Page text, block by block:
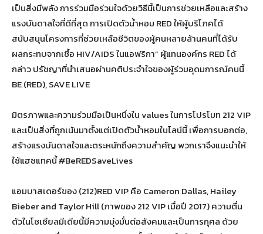
เป็นสิ่งมีพลัง การร่วมมือร่วมใจด้วยวิธีนี้เป็นการช่วยเหลือและสร้าง
แรงบันดาลใจที่ดีที่สุด การเปิดตัวน้ำหอม RED ให้ผู้บริโภคได้
สนับสนุนโครงการที่ช่วยเหลือชีวิตของผู้คนหลายล้านคนที่ได้รับ
ผลกระทบจากเชื้อ HIV/AIDS ในแอฟริกา” ผู้แทนองค์กร RED ได้
กล่าว ปรัชญาที่นำเสนอผ่านคติประจำใจของผู้ร่วมอุดมการณ์คนนี้
BE (RED), SAVE LIVE
มิตรภาพและความร่วมมือเป็นหนึ่งใน values ในการโปรโมท 212 VIP
และเป็นสิ่งที่ถูกเน้นมาตั้งแต่เปิดตัวน้ำหอมในไลน์นี้ เพื่อการบอกต่อ,
สร้างแรงบันดาลใจและตระหนักถึงความสำคัญ พวกเราจึงแนะนำให้
ใช้แฮชแทคนี้ #BeREDSaveLives
แอมบาสเดอร์ของ (212)RED VIP คือ Cameron Dallas, Hailey
Bieber and Taylor Hill (ภาพของ 212 VIP เมื่อปี 2017) ความตื่น
ตัวในโซเชียลมีเดียนี้มีความมุ่งมั่นต่อสังคมและเป็นการกุศล ด้วย